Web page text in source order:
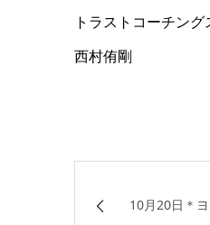
トラストコーチン
西村侑剛
10月20日＊